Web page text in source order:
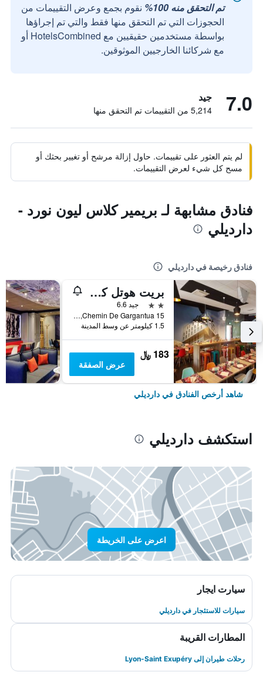
تم التحقق منه 100%
نقوم بجمع وعرض التقييمات من
الحجوزات التي تم التحقق منها فقط والتي تم إجراؤها
بواسطة مستخدمين حقيقيين مع HotelsCombined أو
مع شركائنا الخارجيين الموثوقين.
7.0 جيد
5,214 من التقييمات تم التحقق منها
لم يتم العثور على تقييمات. حاول إزالة مرشح أو تغيير بحثك أو
مسح كل شيء لعرض التقييمات.
فنادق مشابهة لـ بريمير كلاس ليون نورد -
دارديلي
فنادق رخيصة في دارديلي
بريت هوتل كونفورت ليون دارديلي
2 نجمتين
جيد 6.6
15 Chemin De Gargantua, دارديلي, Lyon Metropolis, فرنسا
1.5 كيلومتر عن وسط المدينة
183 ﷼
عرض الصفقة
شاهد أرخص الفنادق في دارديلي
استكشف دارديلي
اعرض على الخريطة
سيارت ايجار
سيارات للاستئجار في دارديلي
المطارات القريبة
رحلات طيران إلى Lyon-Saint Exupéry